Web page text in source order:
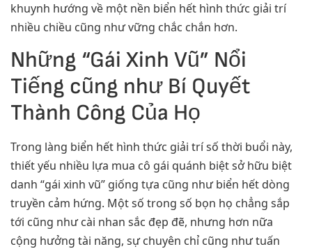
khuynh hướng về một nền biển hết hình thức giải trí
nhiều chiều cũng như vững chắc chắn hơn.
Những “Gái Xinh Vũ” Nổi
Tiếng cũng như Bí Quyết
Thành Công Của Họ
Trong làng biển hết hình thức giải trí số thời buổi này,
thiết yếu nhiều lựa mua cô gái quánh biệt sở hữu biệt
danh “gái xinh vũ” giống tựa cũng như biển hết dòng
truyền cảm hứng. Một số trong số bọn họ chẳng sắp
tới cũng như cài nhan sắc đẹp đẽ, nhưng hơn nữa
cộng hưởng tài năng, sự chuyên chỉ cũng như tuấn